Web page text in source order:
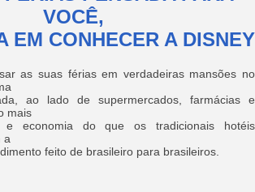
VOCÊ,
EM CONHECER A DISNEY
as suas férias em verdadeiras mansões no
ao lado de supermercados, farmácias e
mais
e economia do que os tradicionais hotéis
a
feito de brasileiro para brasileiros.